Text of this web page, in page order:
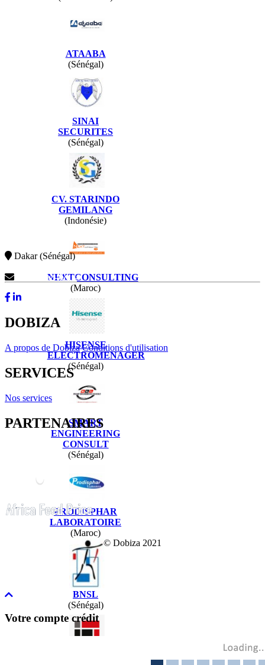
ATAABA
(Sénégal)
SINAI
SECURITES
(Sénégal)
CV. STARINDO
GEMILANG
(Indonésie)
NEXTCONSULTING
(Maroc)
HISENSE
ELECTROMENAGER
(Sénégal)
SMART
ENGINEERING
CONSULT
(Sénégal)
PRODISPHAR
LABORATOIRE
(Maroc)
BNSL
(Sénégal)
Dakar (Sénégal)
Contactez-Nous
DOBIZA
A propos de Dobiza Conditions d'utilisation
SERVICES
Nos services
PARTENAIRES
© Dobiza 2021
Votre compte crédit